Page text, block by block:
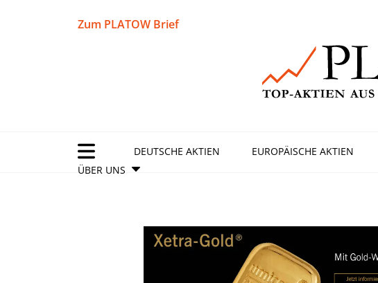
Zum PLATOW Brief
DEUTSCHE AKTIEN EUROPÄISCHE AKTIEN
ÜBER UNS